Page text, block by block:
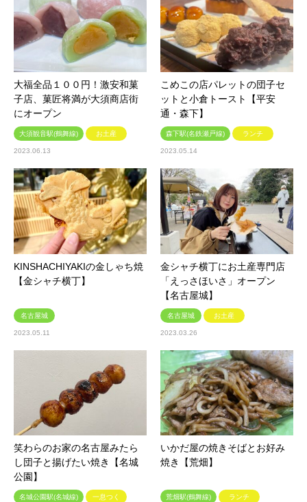
大福全品１００円！激安和菓
子店、菓匠将満が大須商店街
にオープン
大須観音駅(鶴舞線) お土産
2023.06.13
こめこの店パレットの団子セ
ットと小倉トースト【平安
通・森下】
森下駅(名鉄瀬戸線) ランチ
2023.05.14
KINSHACHIYAKIの金しゃち焼
【金シャチ横丁】
名古屋城
2023.05.11
金シャチ横丁にお土産専門店
「えっさほいさ」オープン
【名古屋城】
名古屋城 お土産
2023.03.26
笑わらのお家の名古屋みたら
し団子と揚げたい焼き【名城
公園】
名城公園駅(名城線) 一息つく
いかだ屋の焼きそばとお好み
焼き【荒畑】
荒畑駅(鶴舞線) ランチ